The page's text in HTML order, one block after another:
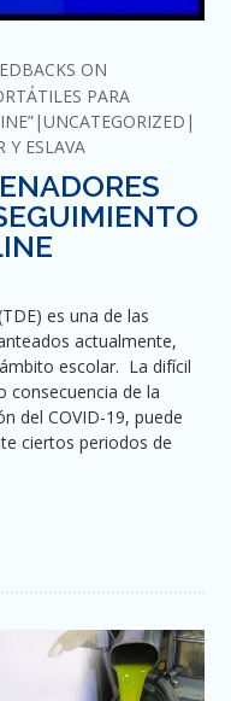
ON
PARA
UNCATEGORIZED
Y ESLAVA
es una de las
actualmente,
escolar. La difícil
consecuencia de la
del COVID-19, puede
ciertos periodos de